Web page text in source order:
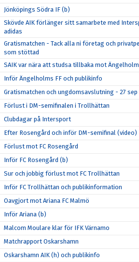
Jönköpings Södra IF (b)
Skövde AIK förlänger sitt samarbete med
adidas
Gratismatchen - Tack alla ni företag och
som stöttad
SAIK var nära att studsa tillbaka mot Ängelholm
Inför Ängelholms FF och publikinfo
Gratismatchen och ungdomsavslutning - 27 sep
Förlust i DM-semifinalen i Trollhättan
Clubdagar på Intersport
Efter Rosengård och inför DM-semifinal (video)
Förlust mot FC Rosengård
Inför FC Rosengård (b)
Sur och jobbig förlust mot FC Trollhättan
Inför FC Trollhättan och publikinformation
Oavgjort mot Ariana FC Malmö
Inför Ariana (b)
Malcom Moulare klar för IFK Värnamo
Matchrapport Oskarshamn
Oskarshamn AIK (h) och publikinfo